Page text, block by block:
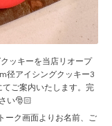
ッキーを当店リオープ
径アイシングクッキー3
ご案内いたします。完
い🎅🏻
ーク画面よりお名前、ご